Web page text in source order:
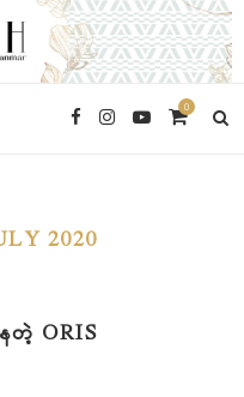
0
2020
တဲ့ ORIS